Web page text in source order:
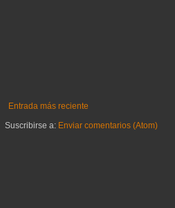
Entrada más reciente
Suscribirse a: Enviar comentarios (Atom)